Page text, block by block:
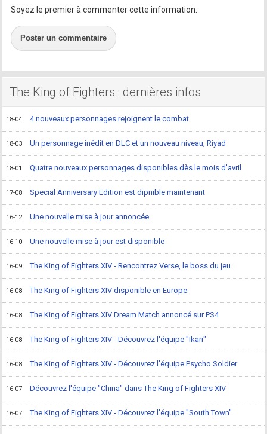
Soyez le premier à commenter cette information.
Poster un commentaire
The King of Fighters : dernières infos
18-04 4 nouveaux personnages rejoignent le combat
18-03 Un personnage inédit en DLC et un nouveau niveau, Riyad
18-01 Quatre nouveaux personnages disponibles dès le mois d'avril
17-08 Special Anniversary Edition est dipnible maintenant
16-12 Une nouvelle mise à jour annoncée
16-10 Une nouvelle mise à jour est disponible
16-09 The King of Fighters XIV - Rencontrez Verse, le boss du jeu
16-08 The King of Fighters XIV disponible en Europe
16-08 The King of Fighters XIV Dream Match annoncé sur PS4
16-08 The King of Fighters XIV - Découvrez l'équipe "Ikari"
16-08 The King of Fighters XIV - Découvrez l'équipe Psycho Soldier
16-07 Découvrez l'équipe "China" dans The King of Fighters XIV
16-07 The King of Fighters XIV - Découvrez l'équipe "South Town"